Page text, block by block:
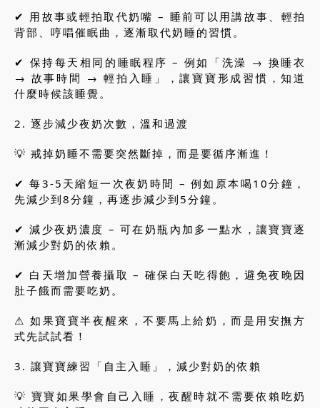
✔ 用故事或輕拍取代奶嘴 – 睡前可以用講故事、輕拍
背部、哼唱催眠曲，逐漸取代奶睡的習慣。
✔ 保持每天相同的睡眠程序 – 例如「洗澡 → 換睡衣
→ 故事時間 → 輕拍入睡」，讓寶寶形成習慣，知道
什麼時候該睡覺。
2. 逐步減少夜奶次數，溫和過渡
💡 戒掉奶睡不需要突然斷掉，而是要循序漸進！
✔ 每3-5天縮短一次夜奶時間 – 例如原本喝10分鐘，
先減少到8分鐘，再逐步減少到5分鐘。
✔ 減少夜奶濃度 – 可在奶瓶內加多一點水，讓寶寶逐
漸減少對奶的依賴。
✔ 白天增加營養攝取 – 確保白天吃得飽，避免夜晚因
肚子餓而需要吃奶。
⚠ 如果寶寶半夜醒來，不要馬上給奶，而是用安撫方
式先試試看！
3. 讓寶寶練習「自主入睡」，減少對奶的依賴
💡 寶寶如果學會自己入睡，夜醒時就不需要依賴吃奶